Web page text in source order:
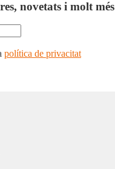
novetats i molt més
política de privacitat